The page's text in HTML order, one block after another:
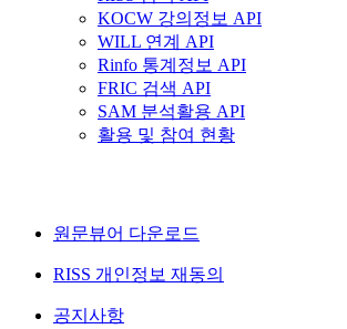
KOCW 강의정보 API
WILL 연계 API
Rinfo 통계정보 API
FRIC 검색 API
SAM 분석활용 API
활용 및 참여 현황
원문뷰어 다운로드
RISS 개인정보 재동의
공지사항